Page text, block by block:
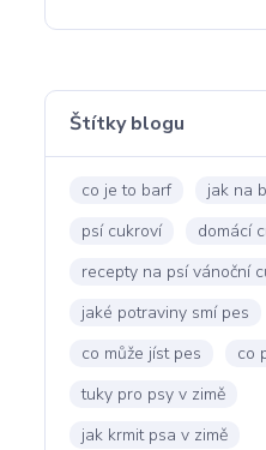
Štítky blogu
co je to barf
jak na
psí cukroví
domácí
recepty na psí vánoční
jaké potraviny smí pes
co může jíst pes
co
tuky pro psy v zimě
jak krmit psa v zimě